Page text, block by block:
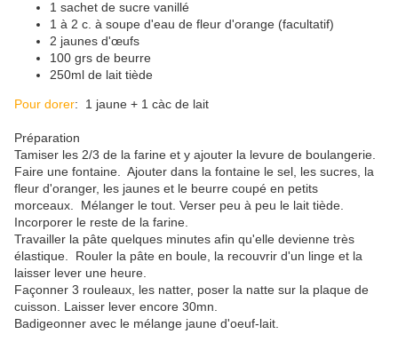
1 sachet de sucre vanillé
1 à 2 c. à soupe d'eau de fleur d'orange (facultatif)
2 jaunes d'œufs
100 grs de beurre
250ml de lait tiède
Pour dorer: 1 jaune + 1 càc de lait
Préparation
Tamiser les 2/3 de la farine et y ajouter la levure de boulangerie.
Faire une fontaine. Ajouter dans la fontaine le sel, les sucres, la
fleur d'oranger, les jaunes et le beurre coupé en petits
morceaux. Mélanger le tout. Verser peu à peu le lait tiède.
Incorporer le reste de la farine.
Travailler la pâte quelques minutes afin qu'elle devienne très
élastique. Rouler la pâte en boule, la recouvrir d'un linge et la
laisser lever une heure.
Façonner 3 rouleaux, les natter, poser la natte sur la plaque de
cuisson. Laisser lever encore 30mn.
Badigeonner avec le mélange jaune d'oeuf-lait.